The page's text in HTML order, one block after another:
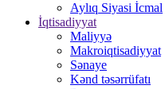
Aylıq Siyasi İcmal
İqtisadiyyat
Maliyyə
Makroiqtisadiyyat
Sənaye
Kənd təsərrüfatı